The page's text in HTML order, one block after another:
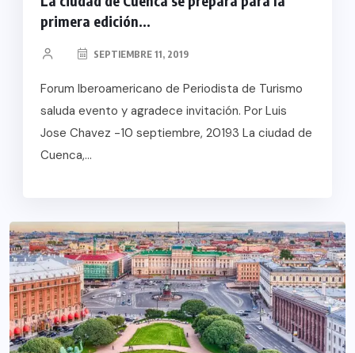
primera edición...
SEPTIEMBRE 11, 2019
Forum Iberoamericano de Periodista de Turismo
saluda evento y agradece invitación. Por Luis
Jose Chavez -10 septiembre, 20193 La ciudad de
Cuenca,...